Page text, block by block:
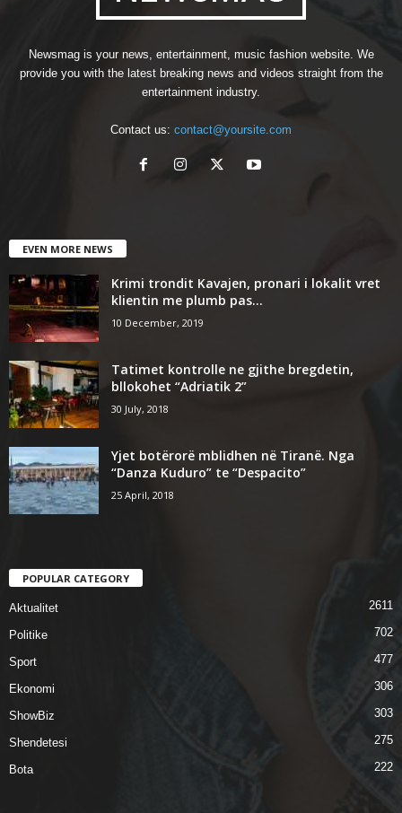
Newsmag is your news, entertainment, music fashion website. We
provide you with the latest breaking news and videos straight from the
entertainment industry.
Contact us: contact@yoursite.com
EVEN MORE NEWS
Krimi trondit Kavajen, pronari i lokalit vret
klientin me plumb pas...
10 December, 2019
Tatimet kontrolle ne gjithe bregdetin,
bllokohet “Adriatik 2”
30 July, 2018
Yjet botërorë mblidhen në Tiranë. Nga
“Danza Kuduro” te “Despacito”
25 April, 2018
POPULAR CATEGORY
Aktualitet 2611
Politike 702
Sport 477
Ekonomi 306
ShowBiz 303
Shendetesi 275
Bota 222